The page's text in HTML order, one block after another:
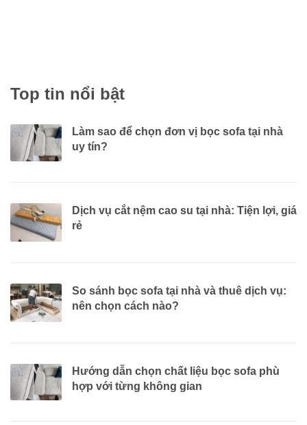
Top tin nổi bật
Làm sao để chọn đơn vị bọc sofa tại nhà
uy tín?
Dịch vụ cắt nệm cao su tại nhà: Tiện lợi, giá
rẻ
So sánh bọc sofa tại nhà và thuê dịch vụ:
nên chọn cách nào?
Hướng dẫn chọn chất liệu bọc sofa phù
hợp với từng không gian